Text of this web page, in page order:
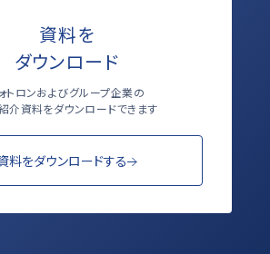
資料を
ダウンロード
トロンおよびグループ企業の
介資料をダウンロードできます
料をダウンロードする